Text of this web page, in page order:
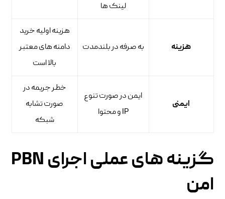
لینک ها
هزینه به صرفه در بلندمدت
هزینه اولیه خرید
دامنه های معتبر
بالا است
ایمنی
ایمن در صورت تنوع
IP و محتوا
خطر جریمه در
صورت تشابه
شبکه
گزینه های عملی اجرای PBN
امن